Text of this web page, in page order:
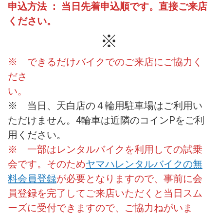
申込方法 ： 当日先着申込順です。直接ご来店
ください。
※
※ できるだけバイクでのご来店にご協力く
ださ
※ 当日、天白店の４輪用駐車場はご利用い
ただけません。4輪車は近隣のコインPをご利
用ください。
※ 一部はレンタルバイクを利用しての試乗
会です。そのためヤマハレンタルバイクの無
料会員登録が必要となりますので、事前に会
員登録を完了してご来店いただくと当日スム
ーズに受付できますので、ご協力ねがいま